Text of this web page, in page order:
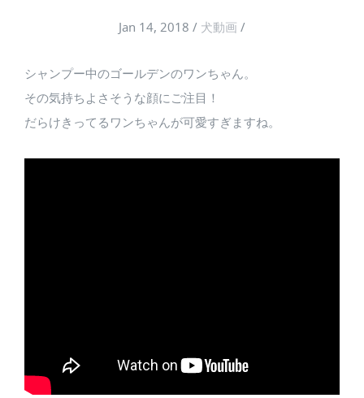
Jan 14, 2018 / 犬動画 /
シャンプー中のゴールデンのワンちゃん。
その気持ちよさそうな顔にご注目！
だらけきってるワンちゃんが可愛すぎますね。